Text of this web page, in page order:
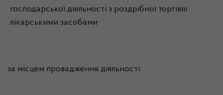
господарської діяльності з роздрібної торгівлі
лікарськими засобами
за місцем провадження діяльності: